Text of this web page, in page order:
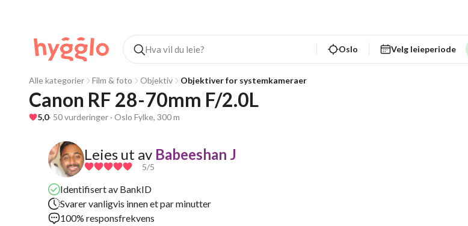
Oslo Velg leieperiode
Alle kategorier Film & foto Objektiv Objektiver for systemkameraer
Canon RF 28-70mm F/2.0L
5,0· 50 vurderinger · Oslo Fylke, 300 m
Leies ut av Babeeshan J
5/5
Identifisert av BankID
Svarer vanligvis innen et par minutter
100% responsfrekvens